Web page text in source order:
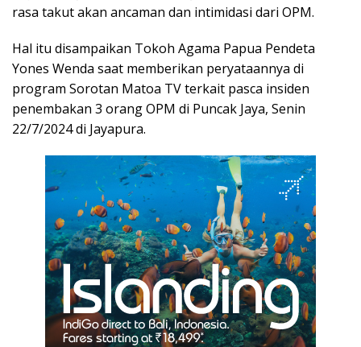
rasa takut akan ancaman dan intimidasi dari OPM.
Hal itu disampaikan Tokoh Agama Papua Pendeta
Yones Wenda saat memberikan peryataannya di
program Sorotan Matoa TV terkait pasca insiden
penembakan 3 orang OPM di Puncak Jaya, Senin
22/7/2024 di Jayapura.